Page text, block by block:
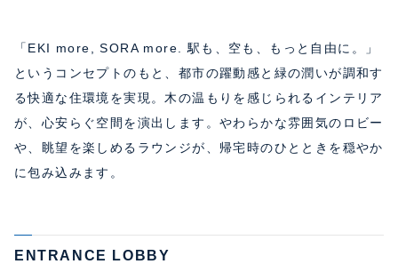
「EKI more, SORA more. 駅も、空も、もっと自由に。」
というコンセプトのもと、都市の躍動感と緑の潤いが調和す
る快適な住環境を実現。木の温もりを感じられるインテリア
が、心安らぐ空間を演出します。やわらかな雰囲気のロビー
や、眺望を楽しめるラウンジが、帰宅時のひとときを穏やか
に包み込みます。
ENTRANCE LOBBY